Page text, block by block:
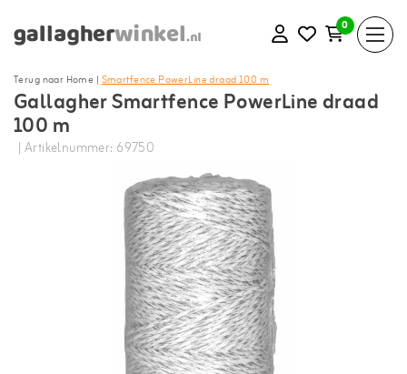
0
Terug naar Home |Smartfence PowerLine draad 100 m
Gallagher Smartfence PowerLine draad
100 m
| Artikelnummer: 69750